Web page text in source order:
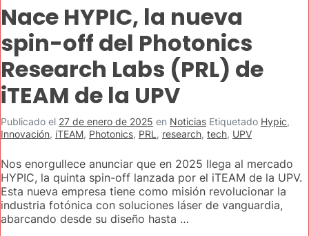
Nace HYPIC, la nueva
spin-off del Photonics
Research Labs (PRL) de
iTEAM de la UPV
Publicado el 27 de enero de 2025 en Noticias Etiquetado Hypic,
Innovación, iTEAM, Photonics, PRL , research, tech, UPV
Nos enorgullece anunciar que en 2025 llega al mercado
HYPIC, la quinta spin-off lanzada por el iTEAM de la UPV.
Esta nueva empresa tiene como misión revolucionar la
industria fotónica con soluciones láser de vanguardia,
abarcando desde su diseño hasta …